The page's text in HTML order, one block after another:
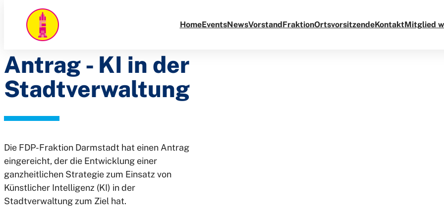
Inhalt
HomeEventsNewsVorstandFraktionOrtsvorsitzendeKontaktMitglied
FDP-Fraktion
Darmstadt:
Antrag - KI in der
Stadtverwaltung
Die FDP-Fraktion Darmstadt hat einen Antrag
eingereicht, der die Entwicklung einer
ganzheitlichen Strategie zum Einsatz von
Künstlicher Intelligenz (KI) in der
Stadtverwaltung zum Ziel hat.